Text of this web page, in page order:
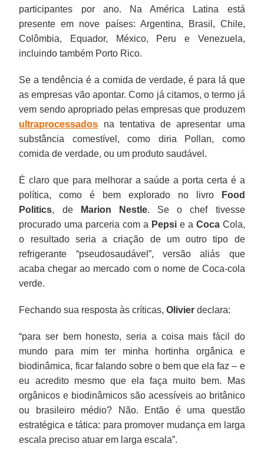
participantes por ano. Na América Latina está
presente em nove países: Argentina, Brasil, Chile,
Colômbia, Equador, México, Peru e Venezuela,
incluindo também Porto Rico.
Se a tendência é a comida de verdade, é para lá que
as empresas vão apontar. Como já citamos, o termo já
vem sendo apropriado pelas empresas que produzem
ultraprocessados na tentativa de apresentar uma
substância comestível, como diria Pollan, como
comida de verdade, ou um produto saudável.
É claro que para melhorar a saúde a porta certa é a
política, como é bem explorado no livro
Food
Politics, de Marion Nestle. Se o chef tivesse
procurado uma parceria com a Pepsie a CocaCola,
o resultado seria a criação de um outro tipo de
refrigerante “pseudosaudável”, versão aliás que
acaba chegar ao mercado com o nome de Coca-cola
verde.
Fechando sua resposta às críticas,Olivier declara:
“para ser bem honesto, seria a coisa mais fácil do
mundo para mim ter minha hortinha orgânica e
biodinâmica, ficar falando sobre o bem que ela faz – e
eu acredito mesmo que ela faça muito bem. Mas
orgânicos e biodinâmicos são acessíveis ao britânico
ou brasileiro médio? Não. Então é uma questão
estratégica e tática: para promover mudança em larga
escala preciso atuar em larga escala”.